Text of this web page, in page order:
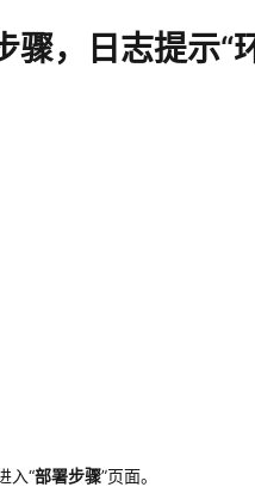
骤，日志提示“
入“部署步骤”页面。